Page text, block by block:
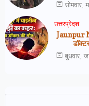
सोमवार,
उत्तरप्रेदश
Jaunpur
बुधवार,